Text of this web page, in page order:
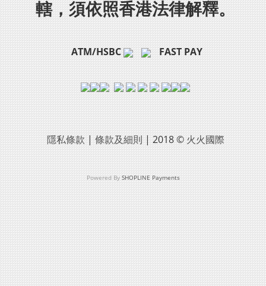
轄，須依照香港法律解釋。
ATM/HSBC FAST PAY
隱私條款 | 條款及細則 | 2018 © 火火國際
Powered By SHOPLINE Payments